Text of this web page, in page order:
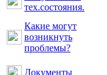
тех.состояния.
Какие могут
возникнуть
проблемы?
Документы